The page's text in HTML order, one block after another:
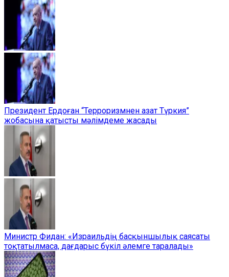
Президент Ердоған “Терроризмнен азат Түркия”
жобасына қатысты мәлімдеме жасады
Министр Фидан: «Израильдің басқыншылық саясаты
тоқтатылмаса, дағдарыс бүкіл әлемге таралады»